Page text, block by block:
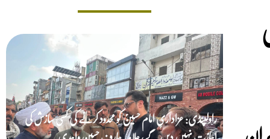
راولپنڈی: عزاداریِ امام حسینؑ کو محدود کرنے کی کسی سازش کی